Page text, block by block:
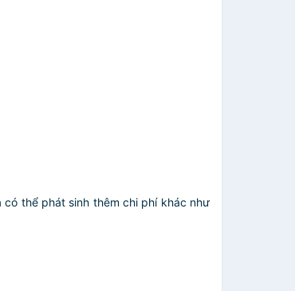
có thể phát sinh thêm chi phí khác như